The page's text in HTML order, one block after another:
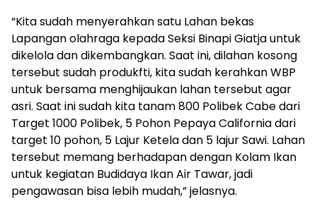
“Kita sudah menyerahkan satu Lahan bekas
Lapangan olahraga kepada Seksi Binapi Giatja untuk
dikelola dan dikembangkan. Saat ini, dilahan kosong
tersebut sudah produkfti, kita sudah kerahkan WBP
untuk bersama menghijaukan lahan tersebut agar
asri. Saat ini sudah kita tanam 800 Polibek Cabe dari
Target 1000 Polibek, 5 Pohon Pepaya California dari
target 10 pohon, 5 Lajur Ketela dan 5 lajur Sawi. Lahan
tersebut memang berhadapan dengan Kolam Ikan
untuk kegiatan Budidaya Ikan Air Tawar, jadi
pengawasan bisa lebih mudah,” jelasnya.